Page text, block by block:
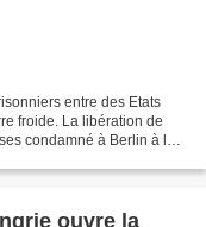
entre des Etats
froide. La libération de
condamné à Berlin à la
ouvre la